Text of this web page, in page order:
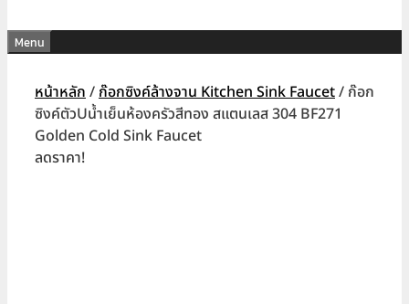
Menu
หน้าหลัก / ก๊อกซิงค์ล้างจาน Kitchen Sink Faucet/ ก๊อก
ซิงค์ตัวUน้ำเย็นห้องครัวสีทอง สแตนเลส 304 BF271
Golden Cold Sink Faucet
ลดราคา!